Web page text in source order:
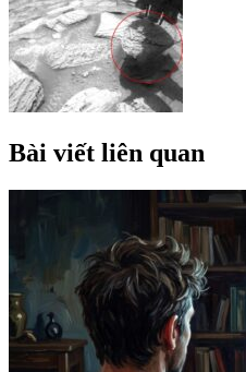
Bài viết liên quan